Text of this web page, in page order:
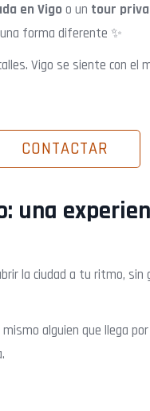
en Vigo o un tour
forma diferente ✨
Vigo se siente con el
CONTACTAR
una
la ciudad a tu ritmo, sin
alguien que llega